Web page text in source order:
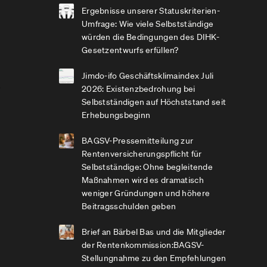
Ergebnisse unserer Statuskriterien-
Umfrage: Wie viele Selbstständige
würden die Bedingungen des DIHK-
Gesetzentwurfs erfüllen?
Jimdo-ifo Geschäftsklimaindex Juli
2026: Existenzbedrohung bei
Selbstständigen auf Höchststand seit
Erhebungsbeginn
BAGSV-Pressemitteilung zur
Rentenversicherungspflicht für
Selbstständige: Ohne begleitende
Maßnahmen wird es dramatisch
weniger Gründungen und höhere
Beitragsschulden geben
Brief an Bärbel Bas und die Mitglieder
der Rentenkommission:BAGSV-
Stellungnahme zu den Empfehlungen